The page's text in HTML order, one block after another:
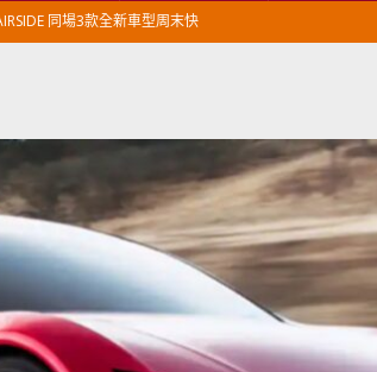
同場3款全新車型周末快
具
東南亞汽車
，由抽盲盒開始
交通評論
止回唔到家 跣司機勁過謝拉特
花大綁 司機哽唔落都要硬哽到